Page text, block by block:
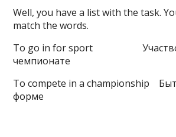
Well, you have a list with the task.
match the words.
To go in for sport
чемпионате
To compete in a championship
форме